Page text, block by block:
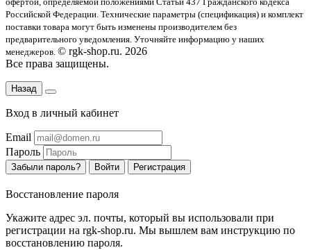
Российской Федерации. Технические параметры (спецификация) и комплект
поставки товара могут быть изменены производителем без
предварительного уведомления. Уточняйте информацию у наших
менеджеров. © rgk-shop.ru. 2026
Все права защищены.
Назад
Вход в личный кабинет
Email
Пароль
Забыли пароль? Войти Регистрация
Восстановление пароля
Укажите адрес эл. почты, который вы использовали при
регистрации на rgk-shop.ru. Мы вышлем вам инструкцию по
восстановлению пароля.